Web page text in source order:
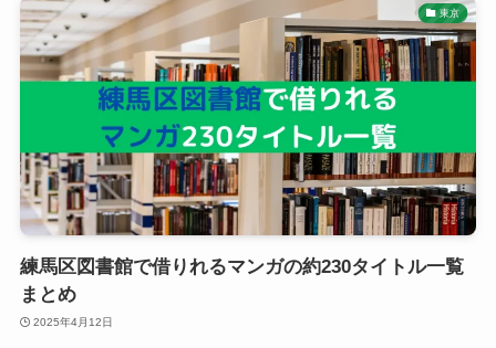
東京
練馬区図書館で借りれるマンガの約230タイトル一覧
まとめ
2025年4月12日